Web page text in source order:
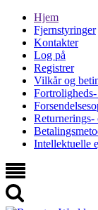
Hjem
Fjernstyringer
Kontakter
Log på
Registrer
Vilkår og
Intellektuelle